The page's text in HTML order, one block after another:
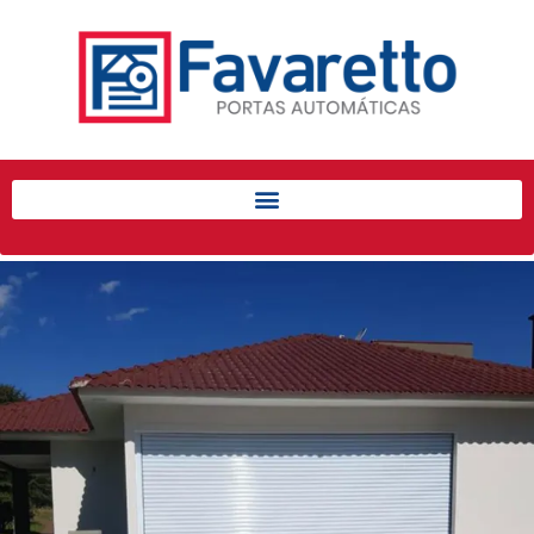
Início
Porta de Enrolar Automática
Automatizadores
Acessórios Para Portas de
Pintura eletrostática
Portfólio
Contato